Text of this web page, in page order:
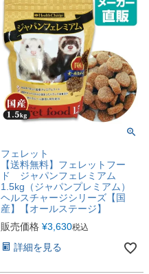
フェレット
【送料無料】フェレットフー
ド ジャパンフェレミアム
1.5kg（ジャパンプレミアム）
ヘルスチャージシリーズ【国
産】【オールステージ】
販売価格 ¥3,630税込
詳細を見る